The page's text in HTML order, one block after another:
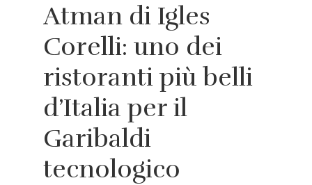
Atman di Igles
Corelli: uno dei
ristoranti più belli
d’Italia per il
Garibaldi
tecnologico